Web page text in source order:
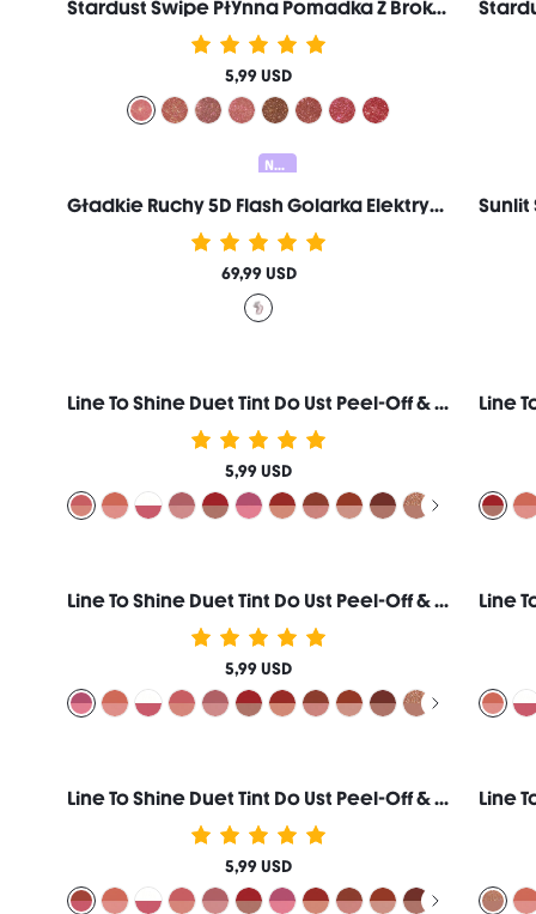
Stardust Swipe PłYnna Pomadka Z Brokatem-137 Cosmic Pink BłYszczyk Do Ust Natychmiastowy Brokatowy Blask DłUgotrwałE Matowe WykońCzenie Odporny Na ŚCieranie I Rozmazywanie Markowe Kosmetyki Do MakijażU I Urody Dla Kobiet I DziewcząT
5,99 USD
Nowy
Gładkie Ruchy 5D Flash Golarka Elektryczna
69,99 USD
Line To Shine Duet Tint Do Ust Peel-Off & BłYszczyk-113 Rose Latte Combo 2-W-1 DłUgotrwałE PłYnna Pomadka KonturóWka Do Ust Markowe Kosmetyki Do MakijażU I Urody Dla Kobiet I DziewcząT
5,99 USD
Line To Shine Duet Tint Do Ust Peel-Off & BłYszczyk-311 Berry Milkshake Combo 2-W-1 DłUgotrwałE PłYnna Pomadka KonturóWka Do Ust Markowe Kosmetyki Do MakijażU I Urody Dla Kobiet I DziewcząT
5,99 USD
Line To Shine Duet Tint Do Ust Peel-Off & BłYszczyk-515 Fig Cookie Combo 2-W-1 DłUgotrwałE PłYnna Pomadka KonturóWka Do Ust Markowe Kosmetyki Do MakijażU I Urody Dla Kobiet I DziewcząT
5,99 USD